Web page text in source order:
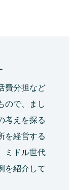
費分担など
ので、まし
考えを探る
を経営する
ミドル世代
を紹介して